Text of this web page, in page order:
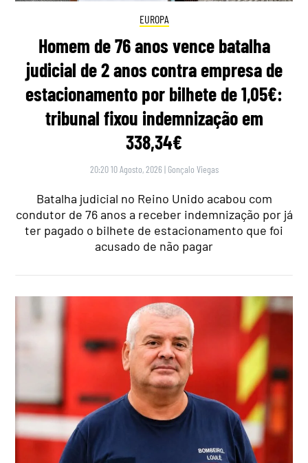
EUROPA
Homem de 76 anos vence batalha
judicial de 2 anos contra empresa de
estacionamento por bilhete de 1,05€:
tribunal fixou indemnização em
338,34€
20:20 10 Agosto, 2026 | Gonçalo Viegas
Batalha judicial no Reino Unido acabou com
condutor de 76 anos a receber indemnização por já
ter pagado o bilhete de estacionamento que foi
acusado de não pagar